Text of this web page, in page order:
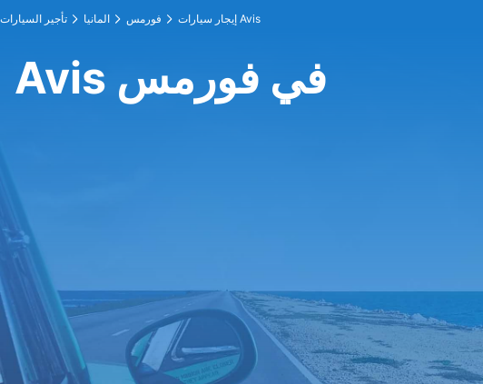
تأجير السيارات المانيا فورمس إيجار سيارات Avis
Avis في فورمس